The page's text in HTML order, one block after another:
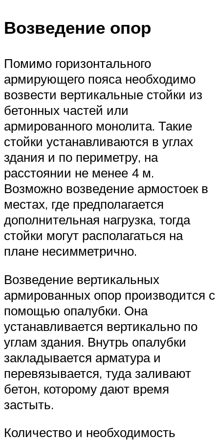
Возведение опор
Помимо горизонтального
армирующего пояса необходимо
возвести вертикальные стойки из
бетонных частей или
армированного монолита. Такие
стойки устанавливаются в углах
здания и по периметру, на
расстоянии не менее 4 м.
Возможно возведение армостоек в
местах, где предполагается
дополнительная нагрузка, тогда
стойки могут располагаться на
плане несимметрично.
Возведение вертикальных
армированных опор производится с
помощью опалубки. Она
устанавливается вертикально по
углам здания. Внутрь опалубки
закладывается арматура и
перевязывается, туда заливают
бетон, которому дают время
застыть.
Количество и необходимость